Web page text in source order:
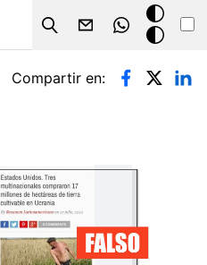
Search
Modo
oscuro
Compartir en: